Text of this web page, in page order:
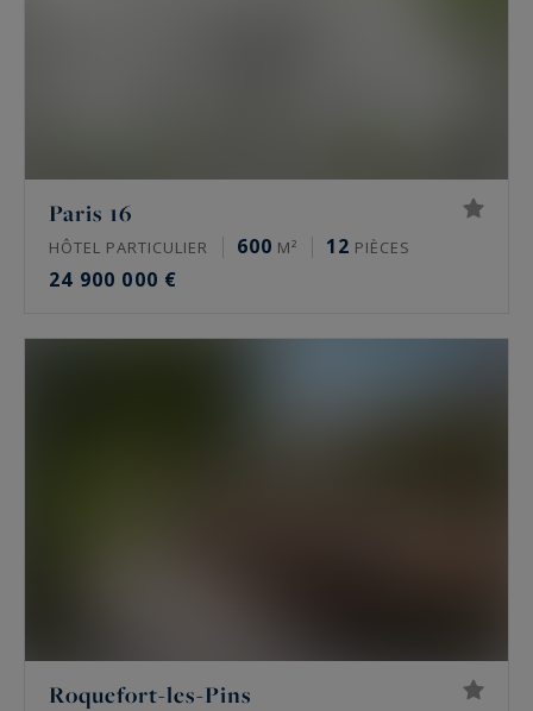
Paris 16
HÔTEL PARTICULIER 600 M² 12 PIÈCES
24 900 000 €
Roquefort-les-Pins